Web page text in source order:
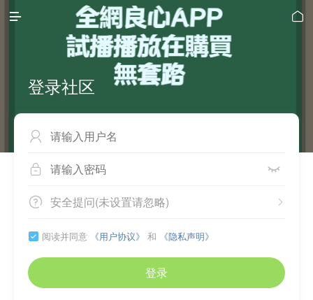
 
登录社区

 
 
安全提问(未设置请忽略)
 阅读并同意 《用户协议》 和 《隐私声明》
登录